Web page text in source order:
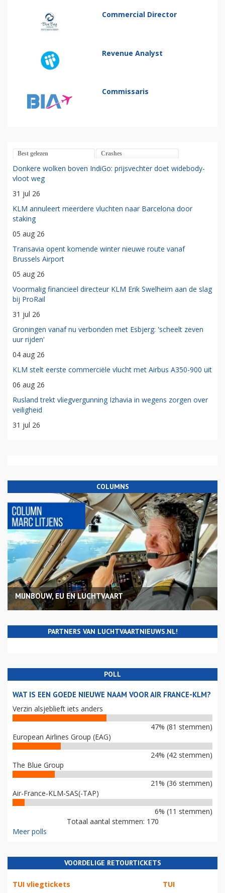
Commercial Director
Revenue Analyst
Commissaris
Best gelezen Crashes
Donkere wolken boven IndiGo: prijsvechter doet widebody-
vloot weg
31 jul 26
KLM annuleert meerdere vluchten naar Barcelona door
staking
05 aug 26
Transavia opent komende winter nieuwe route vanaf
Brussels Airport
05 aug 26
Voormalig financieel directeur KLM Erik Swelheim aan de slag
bij ProRail
31 jul 26
Groningen vanaf nu verbonden met Esbjerg: 'scheelt zeven
uur rijden'
04 aug 26
KLM stelt eerste commerciële vlucht met Airbus A350-900 uit
06 aug 26
Rusland trekt vliegvergunning Izhavia in wegens zorgen over
veiligheid
31 jul 26
COLUMNS
MIJNBOUW, EU EN LUCHTVAART
PARTNERS VAN LUCHTVAARTNIEUWS.NL!
POLL
WAT IS EEN GOEDE NIEUWE NAAM VOOR AIR FRANCE-KLM?
Verzin alsjeblieft iets anders
47% (81 stemmen)
European Airlines Group (EAG)
24% (42 stemmen)
The Blue Group
21% (36 stemmen)
Air-France-KLM-SAS(-TAP)
6% (11 stemmen)
Totaal aantal stemmen: 170
Meer polls
VOORDELIGE RETOURTICKETS
TUI vliegtickets TUI